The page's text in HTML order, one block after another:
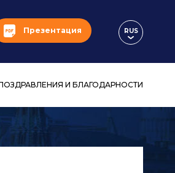
Презентация RUS
И БЛАГОДАРНОСТИ